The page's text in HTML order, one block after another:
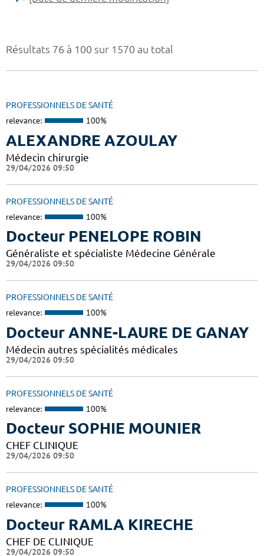
Résultats 76 à 100 sur 1570 au total
PROFESSIONNELS DE SANTÉ
relevance: 100%
ALEXANDRE AZOULAY
Médecin chirurgie
29/04/2026 09:50
PROFESSIONNELS DE SANTÉ
relevance: 100%
Docteur PENELOPE ROBIN
Généraliste et spécialiste Médecine Générale
29/04/2026 09:50
PROFESSIONNELS DE SANTÉ
relevance: 100%
Docteur ANNE-LAURE DE GANAY
Médecin autres spécialités médicales
29/04/2026 09:50
PROFESSIONNELS DE SANTÉ
relevance: 100%
Docteur SOPHIE MOUNIER
CHEF CLINIQUE
29/04/2026 09:50
PROFESSIONNELS DE SANTÉ
relevance: 100%
Docteur RAMLA KIRECHE
CHEF DE CLINIQUE
29/04/2026 09:50